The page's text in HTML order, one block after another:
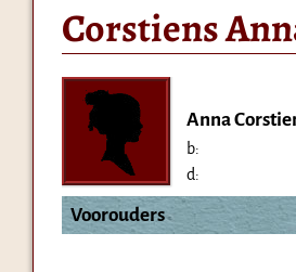
Corstiens
Anna
b:
d:
Voorouders